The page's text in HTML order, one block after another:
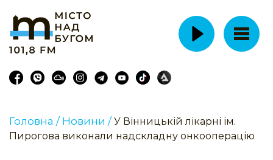
Головна / Новини / У Вінницькій лікарні ім.
Пирогова виконали надскладну онкооперацію